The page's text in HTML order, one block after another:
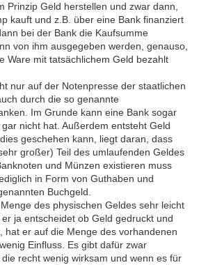
Prinzip Geld herstellen und zwar dann,
kauft und z.B. über eine Bank finanziert
bei der Bank die Kaufsumme
von ihm ausgegeben werden, genauso,
Ware mit tatsächlichem Geld bezahlt
nur auf der Notenpresse der staatlichen
durch die so genannte
Im Grunde kann eine Bank sogar
nicht hat. Außerdem entsteht Geld
geschehen kann, liegt daran, dass
großer) Teil des umlaufenden Geldes
und Münzen existieren muss
in Form von Guthaben und
Buchgeld.
des physischen Geldes sehr leicht
ja entscheidet ob Geld gedruckt und
hat er auf die Menge des vorhandenen
Einfluss. Es gibt dafür zwar
recht wenig wirksam und wenn es für